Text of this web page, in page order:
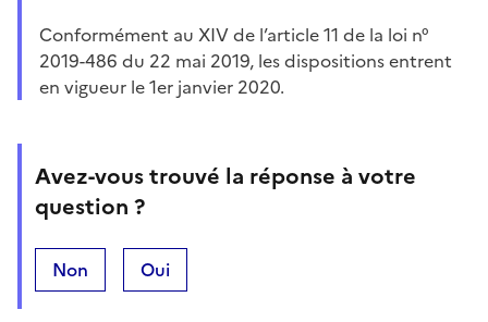
Conformément au XIV de l’article 11 de la loi n°
2019-486 du 22 mai 2019, les dispositions entrent
en vigueur le 1er janvier 2020.
Avez-vous trouvé la réponse à votre
question ?
Non Oui